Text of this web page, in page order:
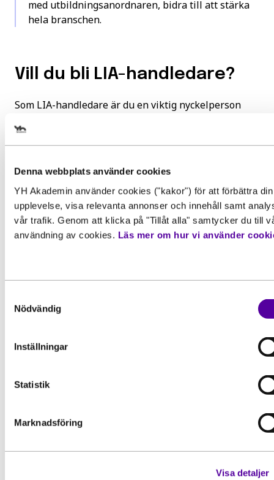
Denna webbplats använder cookies
YH Akademin använder cookies ("kakor") för att förbättra din
upplevelse, visa relevanta annonser och innehåll samt
vår trafik. Genom att klicka på "Tillåt alla" samtycker du till
användning av cookies. Läs mer om hur vi använder
Nödvändig
Inställningar
Statistik
Marknadsföring
Visa detaljer
med utbildningsanordnaren, bidra till att stärka
hela branschen.
Vill du bli LIA-handledare?
Som LIA-handledare är du en viktig nyckelperson
Uppdraget är både utvecklande för företaget och ger
möjlighet att lära av en potentiell medarbetare.
Läs mer om fördelarna för företag med LIA
säkerställa kompetensen i en
Cathrine Dånsjö,
tunga maskiner och fordon.